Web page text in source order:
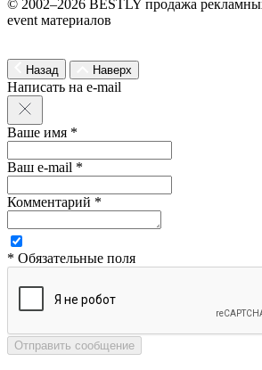
© 2002–2026 BESTLY продажа
event материалов
Назад Наверх
Написать на e-mail
Ваше имя *
Ваш e-mail *
Комментарий *
* Обязательные поля